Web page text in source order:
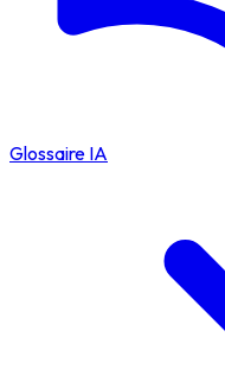
Glossaire IA